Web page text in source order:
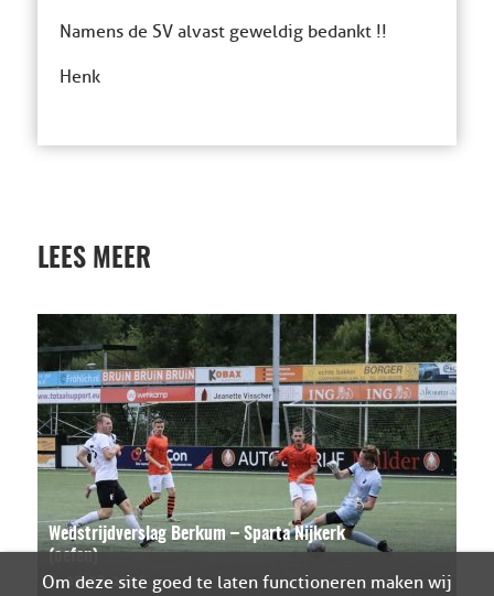
Namens de SV alvast geweldig bedankt !!
Henk
LEES MEER
Wedstrijdverslag Berkum – Sparta Nijkerk
(oefen)
05-08-2026
Om deze site goed te laten functioneren maken wij